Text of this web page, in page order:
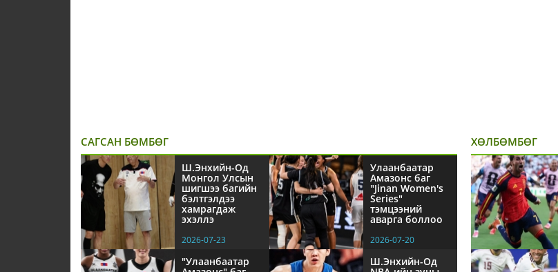
САГСАН БӨМБӨГ
Ш.Энхийн-Од
Монгол Улсын
шигшээ багийн
бэлтгэлдээ
хамрагдаж
эхэллэ
2026-07-23
Улаанбаатар
Амазонс баг
"Jinan Women's
Series"
тэмцээний
аварга боллоо
2026-07-20
"Улаанбаатар Ш.Энхийн-Од
ХӨЛБӨМБӨГ